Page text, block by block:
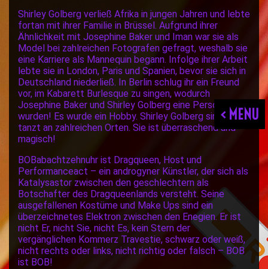
< MENU
Shirley Golberg verließ Afrika in jungen Jahren und lebte
fortan mit ihrer Familie in Brüssel. Aufgrund ihrer
Ähnlichkeit mit Josephine Baker und Iman war sie als
Model bei zahlreichen Fotografen gefragt, weshalb sie
eine Karriere als Mannequin begann. Infolge ihrer Arbeit
lebte sie in London, Paris und Spanien, bevor sie sich in
Deutschland niederließ. In Berlin schlug ihr ein Freund
vor, im Kabarett Burlesque zu singen, wodurch
Josephine Baker und Shirley Golberg eine Person
wurden! Es wurde ein Hobby. Shirley Golberg singt und
tanzt an zahlreichen Orten. Sie ist überraschend und
magisch!
BOBabachtzehnuhr ist Dragqueen, Host und
Performanceact – ein androgyner Künstler, der sich als
Katalysastor zwischen den geschlechtern als
Botschafter des Dragqueenlands versteht. Seine
ausgefallenen Kostüme und Make Ups sind ein
überzeichnetes Elektron zwischen den Enegien. Er ist
nicht Er, nicht Sie, nicht Es, kein Stern der
vergänglichen Kommerz Travestie, schwarz oder weiß,
nicht rechts oder links, nicht richtig oder falsch – BOB
ist BOB!